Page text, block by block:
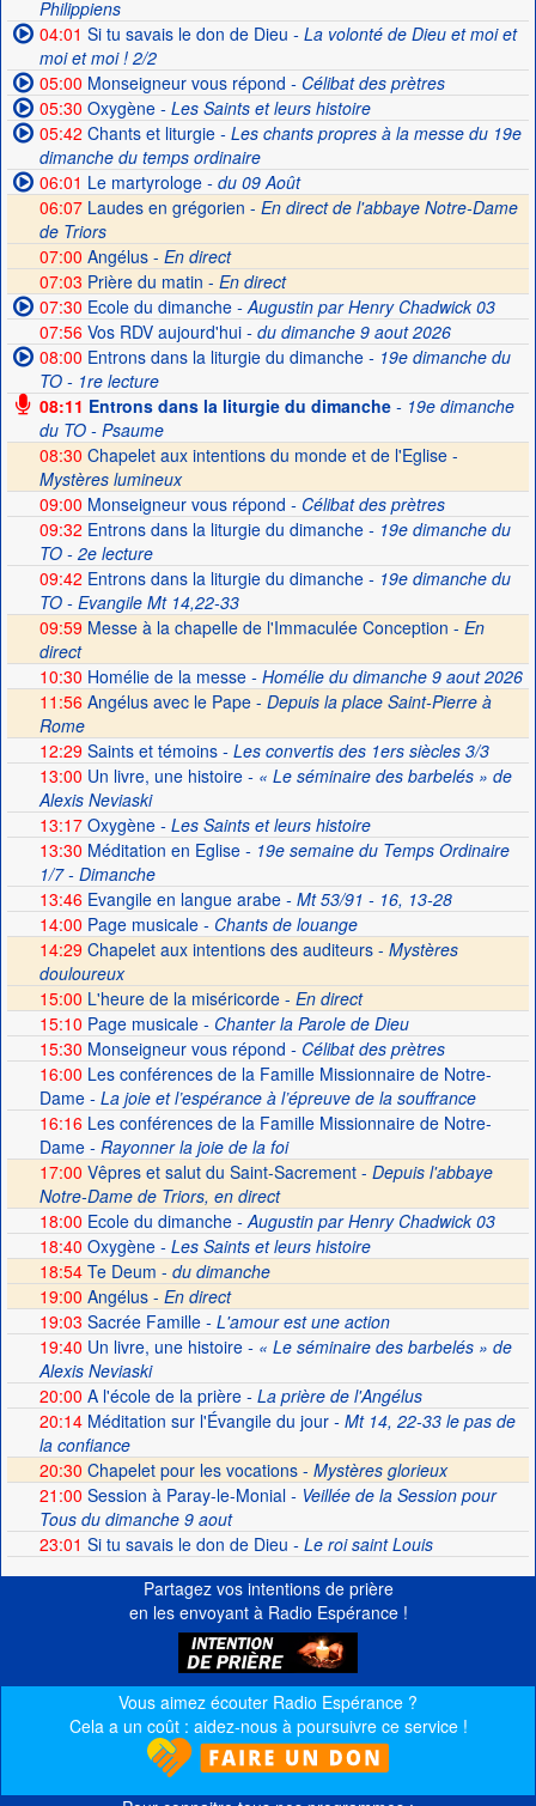
Philippiens
04:01 Si tu savais le don de Dieu - La volonté de Dieu et moi et
moi et moi ! 2/2
05:00 Monseigneur vous répond - Célibat des prètres
05:30 Oxygène- Les Saints et leurs histoire
05:42 Chants et liturgie- Les chants propres à la messe du 19e
dimanche du temps ordinaire
06:01 Le martyrologe- du 09 Août
06:07Laudes en grégorien - En direct de l'abbaye Notre-Dame
de Triors
07:00 Angélus - En direct
07:03 Prière du matin - En direct
07:30 Ecole du dimanche- Augustin par Henry Chadwick 03
07:56Vos RDV aujourd'hui- du dimanche 9 aout 2026
08:00 Entrons dans la liturgie du dimanche- 19e dimanche du
TO - 1re lecture
08:11 Entrons dans la liturgie du dimanche- 19e dimanche
du TO - Psaume
08:30 Chapelet aux intentions du monde et de l'Eglise -
Mystères lumineux
09:00 Monseigneur vous répond - Célibat des prètres
09:32 Entrons dans la liturgie du dimanche- 19e dimanche du
TO - 2e lecture
09:42 Entrons dans la liturgie du dimanche- 19e dimanche du
TO - Evangile Mt 14,22-33
09:59 Messe à la chapelle de l'Immaculée Conception - En
direct
10:30 Homélie de la messe- Homélie du dimanche 9 aout 2026
11:56 Angélus avec le Pape - Depuis la place Saint-Pierre à
Rome
12:29Saints et témoins- Les convertis des 1ers siècles 3/3
13:00 Un livre, une histoire- « Le séminaire des barbelés » de
Alexis Neviaski
13:17Oxygène- Les Saints et leurs histoire
13:30 Méditation en Eglise- 19e semaine du Temps Ordinaire
1/7 - Dimanche
13:46Evangile en langue arabe- Mt 53/91 - 16, 13-28
14:00 Page musicale- Chants de louange
14:29 Chapelet aux intentions des auditeurs - Mystères
douloureux
15:00 L'heure de la miséricorde - En direct
15:10 Page musicale- Chanter la Parole de Dieu
15:30 Monseigneur vous répond - Célibat des prètres
16:00 Les conférences de la Famille Missionnaire de Notre-
Dame- La joie et l’espérance à l’épreuve de la souffrance
16:16Les conférences de la Famille Missionnaire de Notre-
Dame- Rayonner la joie de la foi
17:00 Vêpres et salut du Saint-Sacrement - Depuis l'abbaye
Notre-Dame de Triors, en direct
18:00 Ecole du dimanche- Augustin par Henry Chadwick 03
18:40 Oxygène- Les Saints et leurs histoire
18:54Te Deum - du dimanche
19:00 Angélus - En direct
19:03 Sacrée Famille- L'amour est une action
19:40 Un livre, une histoire- « Le séminaire des barbelés » de
Alexis Neviaski
20:00 A l'école de la prière- La prière de l'Angélus
20:14Méditation sur l'Évangile du jour- Mt 14, 22-33 le pas de
la confiance
20:30 Chapelet pour les vocations - Mystères glorieux
21:00 Session à Paray-le-Monial- Veillée de la Session pour
Tous du dimanche 9 aout
23:01 Si tu savais le don de Dieu - Le roi saint Louis
Partagez vos intentions de prière
en les envoyant à Radio Espérance !
Vous aimez écouter Radio Espérance ?
Cela a un coût : aidez-nous à poursuivre ce service !